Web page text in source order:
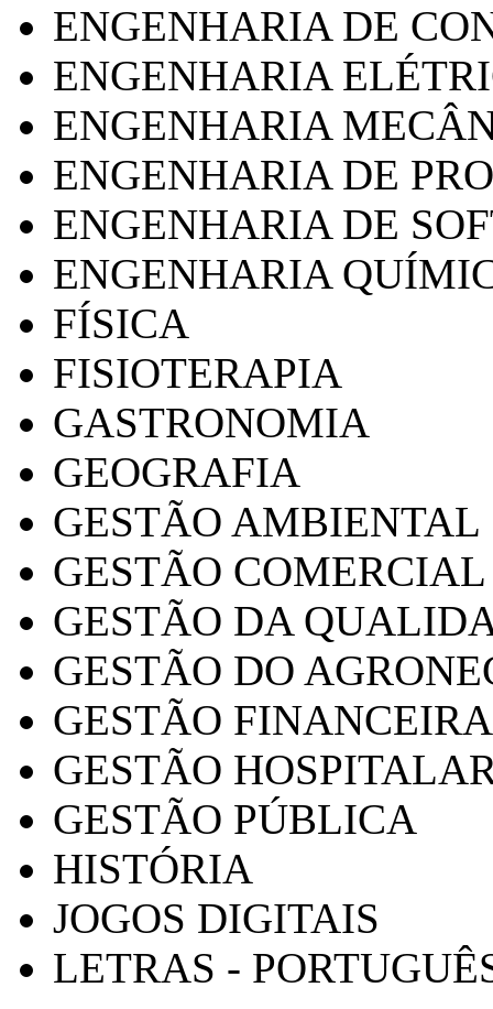
ENGENHARIA DE
ENGENHARIA
ENGENHARIA
ENGENHARIA DE
ENGENHARIA DE
ENGENHARIA
FÍSICA
FISIOTERAPIA
GASTRONOMIA
GEOGRAFIA
GESTÃO AMBIENTAL
GESTÃO COMERCIAL
GESTÃO DA
GESTÃO DO
GESTÃO FINANCEIRA
GESTÃO
GESTÃO PÚBLICA
HISTÓRIA
JOGOS DIGITAIS
LETRAS -